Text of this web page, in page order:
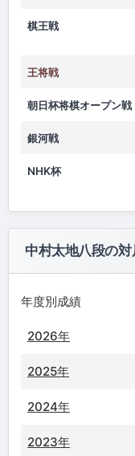
棋王戦
王将戦
朝日杯将棋オープン戦
銀河戦
NHK杯
中村太地八段の
年度別成績
2026年
2025年
2024年
2023年